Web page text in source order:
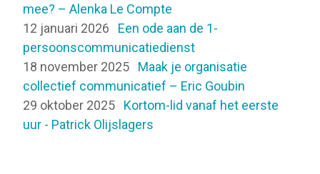
mee? – Alenka Le Compte
12 januari 2026
Een ode aan de 1-
persoonscommunicatiedienst
18 november 2025
Maak je organisatie
collectief communicatief – Eric Goubin
29 oktober 2025
Kortom-lid vanaf het eerste
uur - Patrick Olijslagers